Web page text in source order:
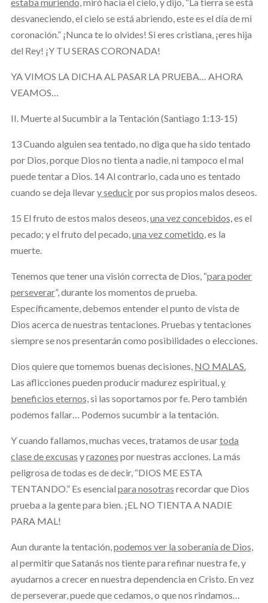
desvaneciendo, el cielo se está abriendo, este es el día de mi
coronación.” ¡Nunca te lo olvides! Si eres cristiana, ¡eres hija
del Rey! ¡Y TU SERAS CORONADA!
YA VIMOS LA DICHA AL PASAR LA PRUEBA… AHORA
VEAMOS…
II. Muerte al Sucumbir a la Tentación (Santiago 1:13-15)
13 Cuando alguien sea tentado, no diga que ha sido tentado
por Dios, porque Dios no tienta a nadie, ni tampoco el mal
puede tentar a Dios. 14 Al contrario, cada uno es tentado
cuando se deja llevary seducirpor sus propios malos deseos.
15 El fruto de estos malos deseos,una vez concebidos,es el
pecado; y el fruto del pecado,una vez cometido, es la
muerte.
Tenemos que tener una visión correcta de Dios, “para poder
perseverar”, durante los momentos de prueba.
Específicamente, debemos entender el punto de vista de
Dios acerca de nuestras tentaciones. Pruebas y tentaciones
siempre se nos presentarán como posibilidades o elecciones.
Dios quiere que tomemos buenas decisiones, NO MALAS.
Las aflicciones pueden producir madurez espiritual,y
beneficios eternos,si las soportamos por fe. Pero también
podemos fallar… Podemos sucumbir a la tentación.
Y cuando fallamos, muchas veces, tratamos de usartoda
clase de excusas yrazones por nuestras acciones. La más
peligrosa de todas es de decir, “DIOS ME ESTA
TENTANDO.” Es esencial para nosotras recordar que Dios
prueba a la gente para bien. ¡EL NO TIENTA A NADIE
PARA MAL!
Aun durante la tentación,podemos ver la soberanía de Dios,
al permitir que Satanás nos tiente para refinar nuestra fe, y
ayudarnos a crecer en nuestra dependencia en Cristo. En vez
de perseverar, puede que cedamos, o que nos rindamos…